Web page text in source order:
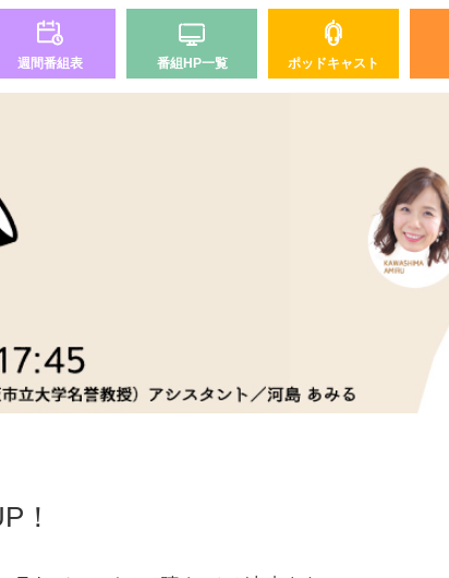
週間番組表 番組HP一覧 ポッドキャスト
！